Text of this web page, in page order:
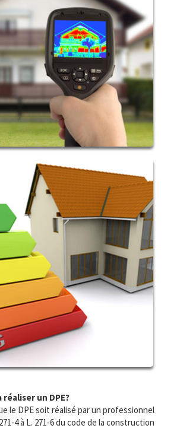
un DPE?
le DPE soit réalisé par un professionnel
4 à L. 271-6 du code de la construction